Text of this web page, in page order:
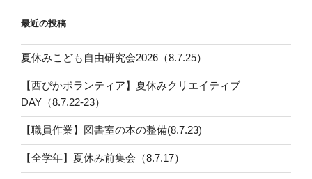
最近の投稿
夏休みこども自由研究会2026（8.7.25）
【西ぴかボランティア】夏休みクリエイティブ
DAY（8.7.22-23）
【職員作業】図書室の本の整備(8.7.23)
【全学年】夏休み前集会（8.7.17）